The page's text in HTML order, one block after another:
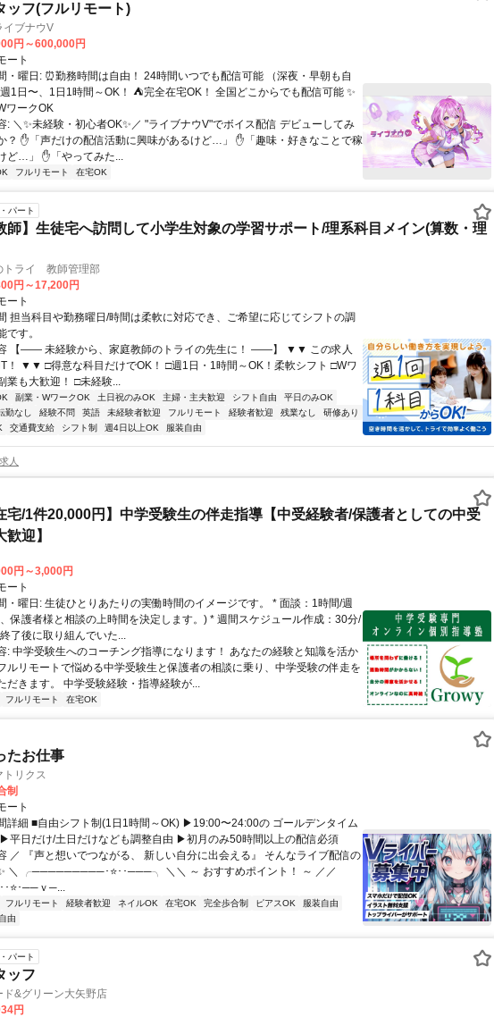
ッフ(フルリモート)
イブナウV
円～600,000円
ート
・曜日: ⏰勤務時間は自由！ 24時間いつでも配信可能 （深夜・早朝も自
1日〜、1日1時間～OK！ ⛺完全在宅OK！ 全国どこからでも配信可能 ✨
ワークOK
: ＼✨未経験・初心者OK✨／ "ライブナウV"でボイス配信 デビューしてみ
？ ✋「声だけの配信活動に興味があるけど…」 ✋「趣味・好きなことで稼
ど…」 ✋「やってみた...
フルリモート 在宅OK
パート
師】生徒宅へ訪問して小学生対象の学習サポート/理系科目メイン(算数・理
トライ 教師管理部
円～17,200円
ート
担当科目や勤務曜日/時間は柔軟に対応でき、ご希望に応じてシフトの調
です。
【―― 未経験から、家庭教師のトライの先生に！ ――】 ▼▼ この求人
！ ▼▼ □得意な科目だけでOK！ □週1日・1時間～OK！柔軟シフト □Wワ
業も大歓迎！ □未経験...
副業・WワークOK 土日祝のみOK 主婦・主夫歓迎 シフト自由
平日のみOK
勤なし 経験不問 英語 未経験者歓迎 フルリモート 経験者歓迎 残業なし
研修あり
交通費支給 シフト制 週4日以上OK 服装自由
人
宅/1件20,000円】中学受験生の伴走指導【中受経験者/保護者としての中受
迎】
円～3,000円
ート
・曜日: 生徒ひとりあたりの実働時間のイメージです。 * 面談：1時間/週
保護者様と相談の上時間を決定します。) * 週間スケジュール作成：30分/
了後に取り組んでいた...
: 中学受験生へのコーチング指導になります！ あなたの経験と知識を活か
ルリモートで悩める中学受験生と保護者の相談に乗り、中学受験の伴走を
だきます。 中学受験経験・指導経験が...
フルリモート 在宅OK
たお仕事
トリクス
制
ート
詳細 ■自由シフト制(1日1時間～OK) ▶19:00〜24:00の ゴールデンタイム
平日だけ/土日だけなども調整自由 ▶初月のみ50時間以上の配信必須
／ 『声と想いでつながる、 新しい自分に出会える』 そんなライブ配信の
＼ ╭─────────･⭐･･───╮ ＼＼ ～ おすすめポイント！ ～ ／／
⭐･──ｖ─...
フルリモート 経験者歓迎 ネイルOK 在宅OK 完全歩合制 ピアスOK
服装自由
由
パート
ッフ
ド&グリーン大矢野店
円